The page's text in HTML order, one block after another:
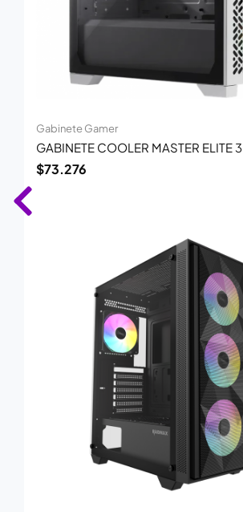
Gabinete Gamer
GABINETE COOLER MASTER ELITE 3
$73.276